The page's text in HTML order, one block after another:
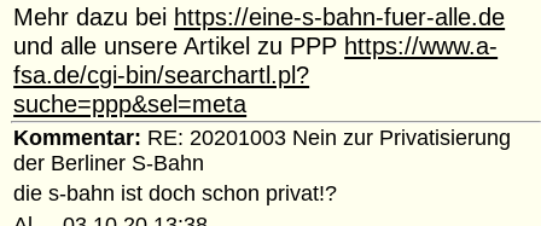
Mehr dazu bei https://eine-s-bahn-fuer-alle.de
und alle unsere Artikel zu PPP https://www.a-
fsa.de/cgi-bin/searchartl.pl?
suche=ppp&sel=meta
Kommentar: RE: 20201003 Nein zur Privatisierung
der Berliner S-Bahn
die s-bahn ist doch schon privat!?